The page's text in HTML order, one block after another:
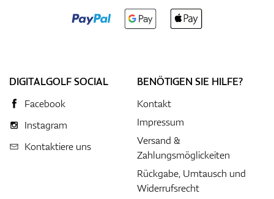
DIGITALGOLF SOCIAL
Facebook
Instagram
Kontaktiere uns
BENÖTIGEN SIE HILFE?
Kontakt
Impressum
Versand &
Zahlungsmöglickeiten
Rückgabe, Umtausch und
Widerrufsrecht